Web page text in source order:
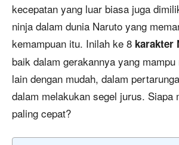
kecepatan yang luar biasa juga
ninja dalam dunia Naruto yang
kemampuan itu. Inilah ke 8 karakter
baik dalam gerakannya yang
lain dengan mudah, dalam
dalam melakukan segel jurus. Siapa
paling cepat?